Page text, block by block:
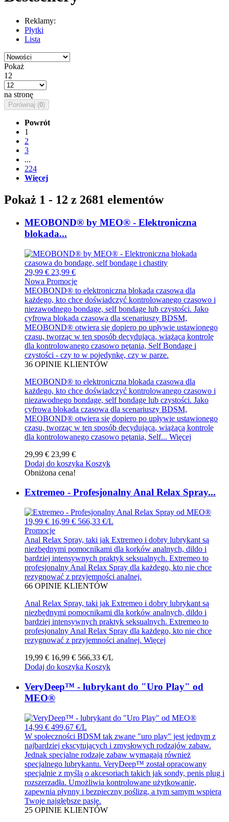
Reklamy:
Płytki
Lista
Pokaż
12
na stronę
Porównaj (0)
Powrót
1
2
3
...
224
Więcej
Pokaż 1 - 12 z 2681 elementów
MEOBOND® by MEO® - Elektroniczna
blokada...
29,99 € 23,99 €
Nowa Promocje
MEOBOND® to elektroniczna blokada czasowa dla
każdego, kto chce doświadczyć kontrolowanego czasowo i
niezawodnego bondage, self bondage lub czystości. Jako
cyfrowa blokada czasowa dla scenariuszy BDSM,
MEOBOND® otwiera się dopiero po upływie ustawionego
czasu, tworząc w ten sposób decydującą, wiążącą kontrolę
dla kontrolowanego czasowo pętania, Self Bondage i
czystości - czy to w pojedynkę, czy w parze.
36 OPINIE KLIENTÓW
MEOBOND® to elektroniczna blokada czasowa dla
każdego, kto chce doświadczyć kontrolowanego czasowo i
niezawodnego bondage, self bondage lub czystości. Jako
cyfrowa blokada czasowa dla scenariuszy BDSM,
MEOBOND® otwiera się dopiero po upływie ustawionego
czasu, tworząc w ten sposób decydującą, wiążącą kontrolę
dla kontrolowanego czasowo pętania, Self... Więcej
29,99 € 23,99 €
Dodaj do koszyka Koszyk
Obniżona cena!
Extremeo - Profesjonalny Anal Relax Spray...
19,99 € 16,99 € 566,33 €/L
Promocje
Anal Relax Spray, taki jak Extremeo i dobry lubrykant są
niezbędnymi pomocnikami dla korków analnych, dildo i
bardziej intensywnych praktyk seksualnych. Extremeo to
profesjonalny Anal Relax Spray dla każdego, kto nie chce
rezygnować z przyjemności analnej.
66 OPINIE KLIENTÓW
Anal Relax Spray, taki jak Extremeo i dobry lubrykant są
niezbędnymi pomocnikami dla korków analnych, dildo i
bardziej intensywnych praktyk seksualnych. Extremeo to
profesjonalny Anal Relax Spray dla każdego, kto nie chce
rezygnować z przyjemności analnej. Więcej
19,99 € 16,99 € 566,33 €/L
Dodaj do koszyka Koszyk
VeryDeep™ - lubrykant do "Uro Play" od
MEO®
14,99 € 499,67 €/L
W społeczności BDSM tak zwane "uro play" jest jednym z
najbardziej ekscytujących i zmysłowych rodzajów zabaw.
Jednak specjalne rodzaje zabaw wymagają również
specjalnego lubrykantu. VeryDeep™ został opracowany
specjalnie z myślą o akcesoriach takich jak sondy, penis plug i
rozszerzadła. Umożliwia kontrolowane użytkowanie,
zapewnia płynny i bezpieczny poślizg, a tym samym wspiera
Twoje najgłębsze pasje.
25 OPINIE KLIENTÓW